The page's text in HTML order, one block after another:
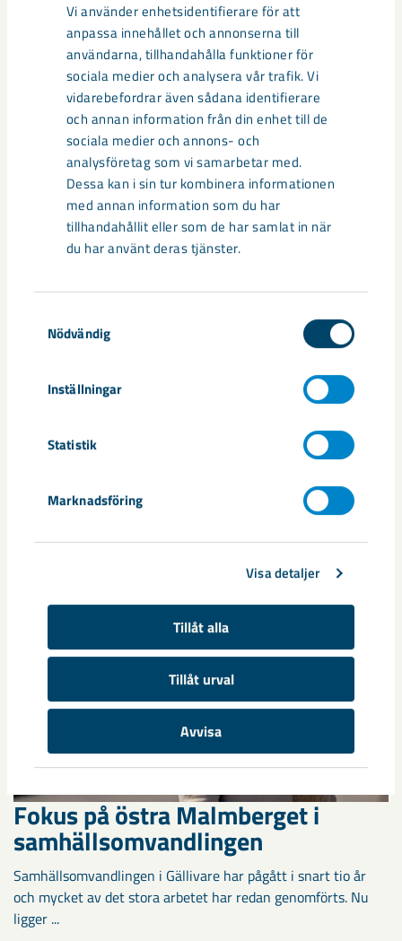
Vi använder enhetsidentifierare för att
anpassa innehållet och annonserna till
användarna, tillhandahålla funktioner för
sociala medier och analysera vår trafik. Vi
vidarebefordrar även sådana identifierare
och annan information från din enhet till de
sociala medier och annons- och
analysföretag som vi samarbetar med.
Dessa kan i sin tur kombinera informationen
med annan information som du har
tillhandahållit eller som de har samlat in när
du har använt deras tjänster.
Nödvändig
Inställningar
Statistik
Marknadsföring
Visa detaljer
Tillåt alla
Tillåt urval
Avvisa
Så kan humanoida robotar öka
säkerheten i framtidens gruva
robotar med armar och ben, går snabbt. I takt med att
Nytt sovringsverk växer fram
Nu syns det hur LKAB:s nya sovringsverk successivt tar form.
Anläggningen kommer att ersätta det befintliga verket från
1950-talet och ...
Fokus på östra Malmberget i
samhällsomvandlingen
Samhällsomvandlingen i Gällivare har pågått i snart tio år
och mycket av det stora arbetet har redan genomförts. Nu
ligger ...